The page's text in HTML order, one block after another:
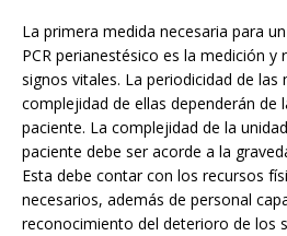
La primera medida necesaria para
PCR perianestésico es la medición y
signos vitales. La periodicidad de las
complejidad de ellas dependerán de
paciente. La complejidad de la
paciente debe ser acorde a la
Esta debe contar con los recursos
necesarios, además de personal
reconocimiento del deterioro de los